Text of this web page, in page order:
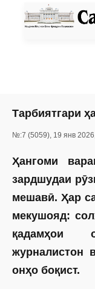
Тарбиятгари
№:7 (5059), 19 янв
Ҳангоми
зардшудаи
мешавӣ. Ҳар
мекушояд:
қадамҳои
журналистон
онҳо боқист.